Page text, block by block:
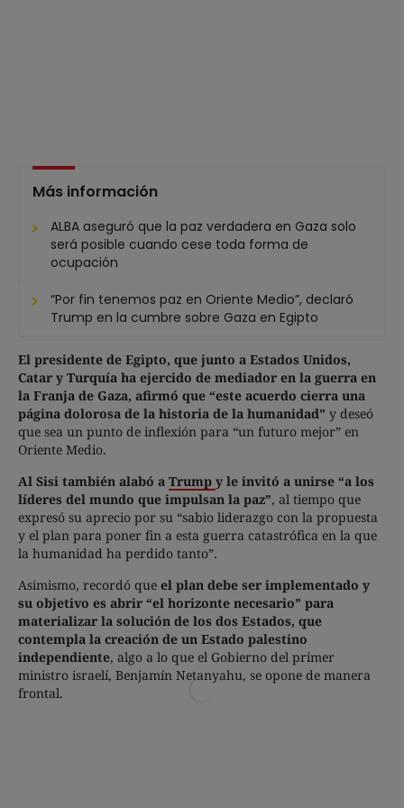
Más información
ALBA aseguró que la paz verdadera en Gaza solo
será posible cuando cese toda forma de
ocupación
“Por fin tenemos paz en Oriente Medio”, declaró
Trump en la cumbre sobre Gaza en Egipto
El presidente de Egipto, que junto a Estados Unidos,
Catar y Turquía ha ejercido de mediador en la guerra en
la Franja de Gaza, afirmó que “este acuerdo cierra una
página dolorosa de la historia de la humanidad” y deseó
que sea un punto de inflexión para “un futuro mejor” en
Oriente Medio.
Al Sisi también alabó a Trump y le invitó a unirse “a los
líderes del mundo que impulsan la paz”, al tiempo que
expresó su aprecio por su “sabio liderazgo con la propuesta
y el plan para poner fin a esta guerra catastrófica en la que
la humanidad ha perdido tanto”.
Asimismo, recordó que el plan debe ser implementado y
su objetivo es abrir “el horizonte necesario” para
materializar la solución de los dos Estados, que
contempla la creación de un Estado palestino
independiente, algo a lo que el Gobierno del primer
ministro israelí, Benjamín Netanyahu, se opone de manera
frontal.